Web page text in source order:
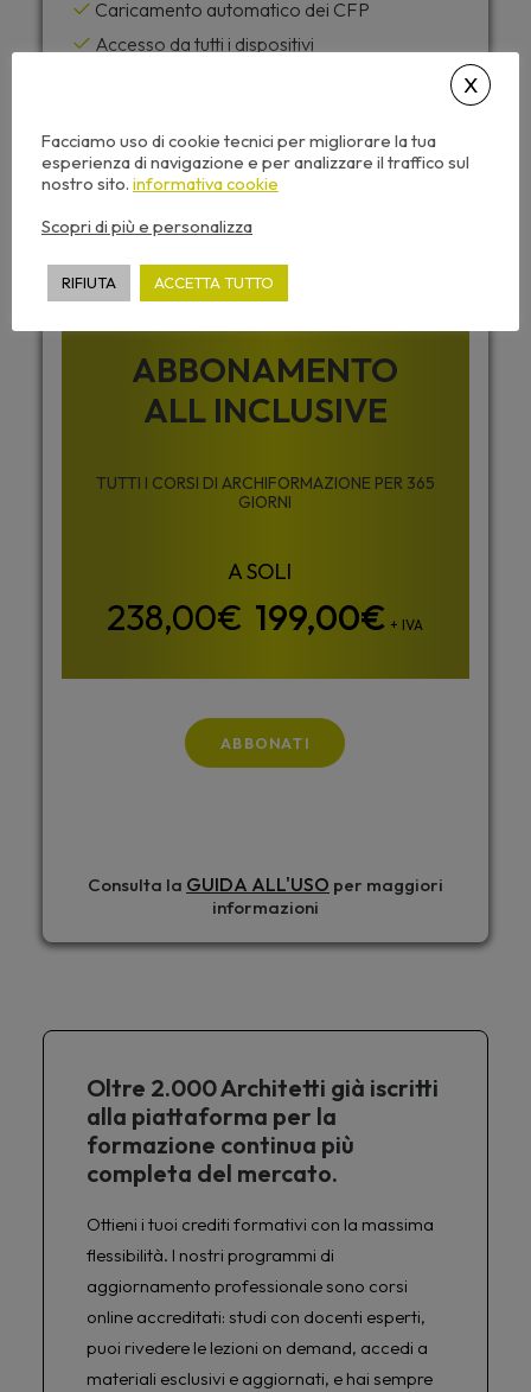
Caricamento automatico dei CFP
Accesso da tutti i dispositivi
Archiformazione senza limiti ?
ABBONAMENTO
ALL INCLUSIVE
TUTTI I CORSI DI ARCHIFORMAZIONE PER 365
GIORNI
199,00€ + IVA
ABBONATI
Consulta la GUIDA ALL'USO per maggiori
informazioni
Oltre 2.000 Architetti già iscritti
alla piattaforma per la
formazione continua più
completa del mercato.
Ottieni i tuoi crediti formativi con la massima
flessibilità. I nostri programmi di
aggiornamento professionale sono corsi
online accreditati: studi con docenti esperti,
puoi rivedere le lezioni on demand, accedi a
materiali esclusivi e aggiornati, e hai sempre
Facciamo uso di cookie tecnici per migliorare la tua
esperienza di navigazione e per analizzare il traffico sul
nostro sito. informativa cookie
Scopri di più e personalizza
RIFIUTA ACCETTA TUTTO